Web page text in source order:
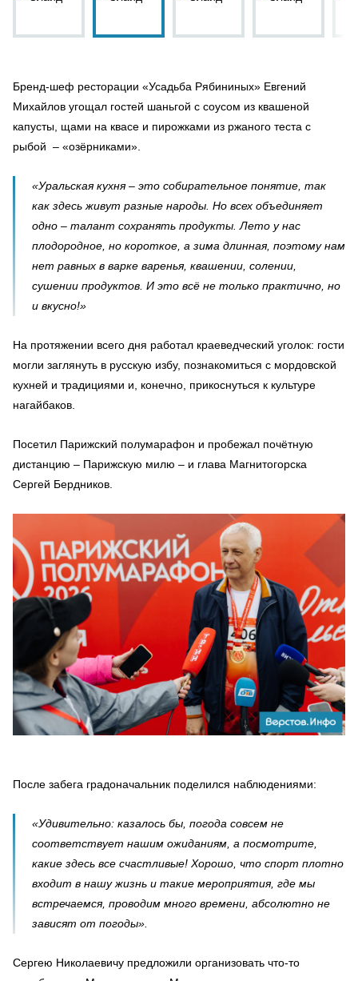
Бренд-шеф ресторации «Усадьба Рябининых» Евгений
Михайлов угощал гостей шаньгой с соусом из квашеной
капусты, щами на квасе и пирожками из ржаного теста с
рыбой – «озёрниками».
«Уральская кухня – это собирательное понятие, так
как здесь живут разные народы. Но всех объединяет
одно – талант сохранять продукты. Лето у нас
плодородное, но короткое, а зима длинная, поэтому нам
нет равных в варке варенья, квашении, солении,
сушении продуктов. И это всё не только практично, но
и вкусно!»
На протяжении всего дня работал краеведческий уголок: гости
могли заглянуть в русскую избу, познакомиться с мордовской
кухней и традициями и, конечно, прикоснуться к культуре
нагайбаков.
Посетил Парижский полумарафон и пробежал почётную
дистанцию – Парижскую милю – и глава Магнитогорска
Сергей Бердников.
После забега градоначальник поделился наблюдениями:
«Удивительно: казалось бы, погода совсем не
соответствует нашим ожиданиям, а посмотрите,
какие здесь все счастливые! Хорошо, что спорт плотно
входит в нашу жизнь и такие мероприятия, где мы
встречаемся, проводим много времени, абсолютно не
зависят от погоды».
Сергею Николаевичу предложили организовать что-то